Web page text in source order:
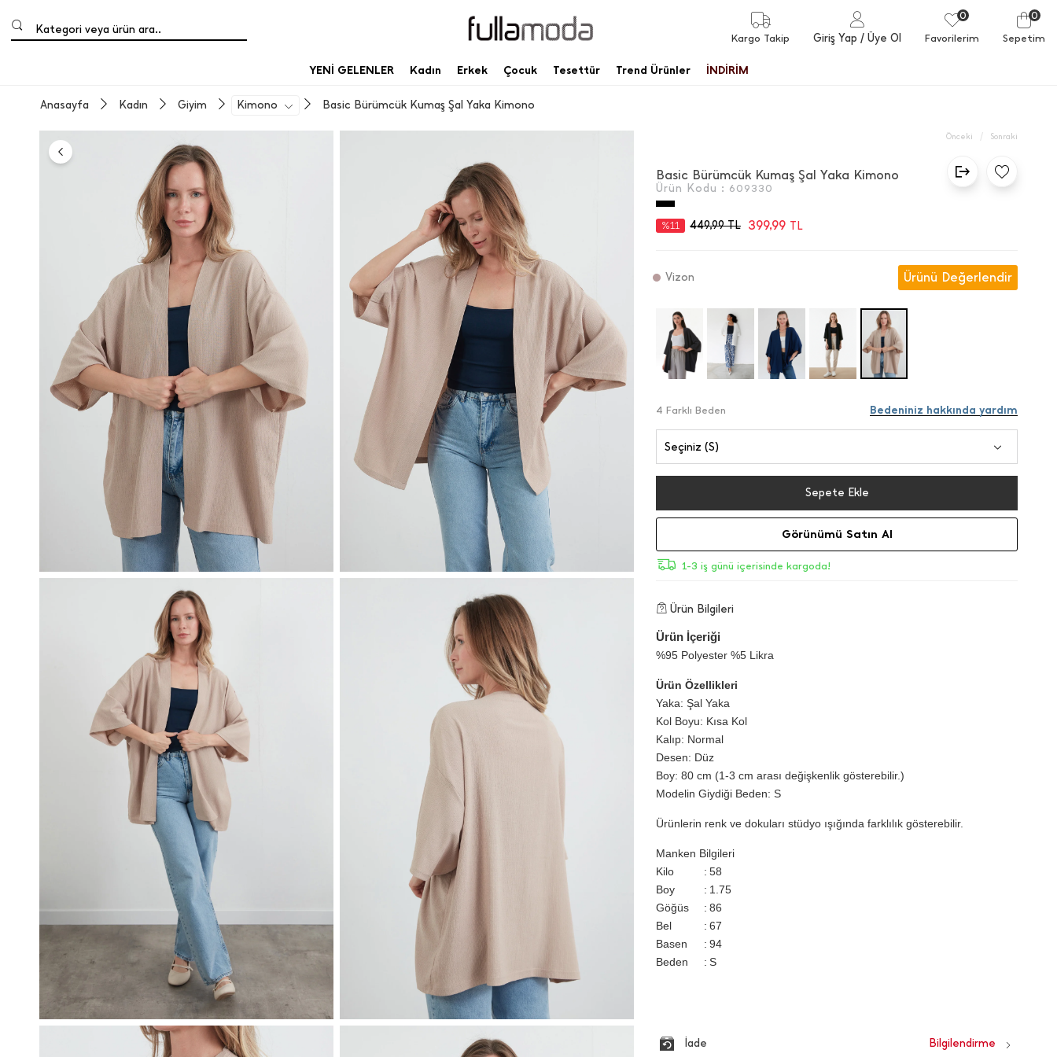
Kategori veya ürün ara..
Kargo Takip Giriş Yap / Üye Ol
0
Favorilerim
0
Sepetim
YENİ GELENLER Kadın Erkek Çocuk Tesettür Trend Ürünler İNDİRİM
Basic Bürümcük Kumaş Şal Yaka Kimono
Kimono
Giyim
Kadın
Anasayfa
Önceki / Sonraki
Basic Bürümcük Kumaş Şal Yaka Kimono
Ürün Kodu : 609330
%11 449,99TL 399,99 TL
Vizon Ürünü Değerlendir
4 Farklı Beden Bedeniniz hakkında yardım
Seçiniz (S)
Sepete Ekle
Görünümü Satın Al
1-3 iş günü içerisinde kargoda!
Ürün Bilgileri
Ürün İçeriği
%95 Polyester %5 Likra
Ürün Özellikleri
Yaka: Şal Yaka
Kol Boyu: Kısa Kol
Kalıp: Normal
Desen: Düz
Boy: 80 cm (1-3 cm arası değişkenlik gösterebilir.)
Modelin Giydiği Beden: S
Ürünlerin renk ve dokuları stüdyo ışığında farklılık gösterebilir.
Manken Bilgileri
Kilo
58
Boy
1.75
Göğüs
86
Bel
67
Basen
94
Beden
S
İade